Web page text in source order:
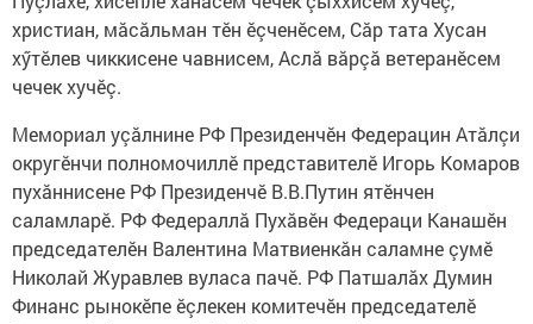
христиан, мăсăльман тӗн ӗçченӗсем, Сăр тата Хусан
хӳтӗлев чиккисене чавнисем, Аслă вăрçă ветеранӗсем
чечек хучӗç.
Мемориал уçăлнине РФ Президенчӗн Федерацин Атăлçи
округӗнчи полномочиллӗ представителӗ Игорь Комаров
пухăннисене РФ Президенчӗ В.В.Путин ятӗнчен
саламларӗ. РФ Федераллă Пухăвӗн Федераци Канашӗн
председателӗн Валентина Матвиенкăн саламне çумӗ
Николай Журавлев вуласа пачӗ. РФ Патшалăх Думин
Финанс рынокӗпе ӗçлекен комитечӗн председателӗ